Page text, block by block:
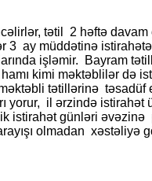
tətil 2 həftə
3 ay müddətinə istirahətə
işləmir. Bayram
kimi məktəblilər də
tətillərinə təsadüf
yorur, il ərzində istirahət
istirahət günləri əvəzinə
olmadan xəstəliyə